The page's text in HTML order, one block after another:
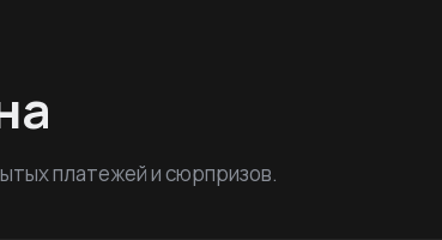
платежей и сюрпризов.